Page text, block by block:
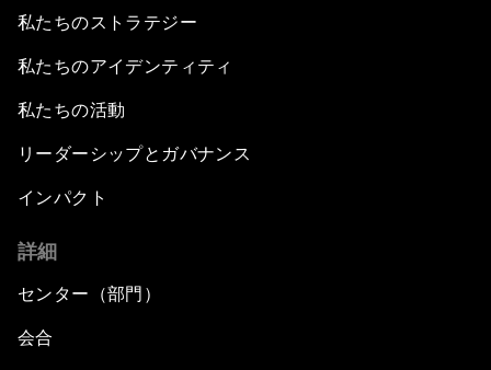
Water for Life
Strategic Outlook on the Digital Economy
Strategic Outlook on Consumption
The Modern History of Globalization
The Collapse of Cryptocurrency
私たちのストラテジー
私たちのアイデンティティ
私たちの活動
リーダーシップとガバナンス
インパクト
詳細
センター（部門）
会合